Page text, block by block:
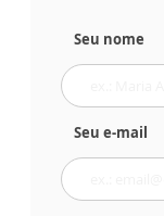
Seu nome
Seu e-mail